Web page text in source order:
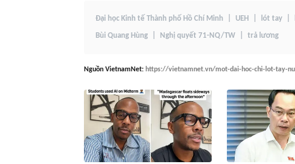
Đại học Kinh tế Thành phố Hồ Chí Minh UEH lót tay
Bùi Quang Hùng Nghị quyết 71-NQ/TW trả lương
Nguồn VietnamNet: https://vietnamnet.vn/mot-dai-hoc-chi-lot-tay-